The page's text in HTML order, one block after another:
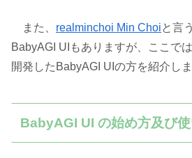
また、 realminchoi Min Choiと言
BabyAGI UIもありますが、ここで
開発したBabyAGI UIの方を紹介しま
BabyAGI UI の始め方及び